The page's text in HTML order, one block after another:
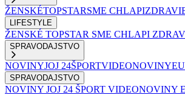
ŽENSKÉTOPSTARSME CHLAPI
LIFESTYLE
ŽENSKÉ TOPSTAR SME CHLAPI
SPRAVODAJSTVO
NOVINYJOJ 24ŠPORTVIDEONOVINY
SPRAVODAJSTVO
NOVINY JOJ 24 ŠPORT VIDEONOVINY